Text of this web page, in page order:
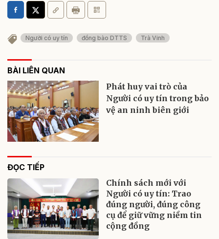
Người có uy tín đồng bào DTTS Trà Vinh
BÀI LIÊN QUAN
Phát huy vai trò của
Người có uy tín trong bảo
vệ an ninh biên giới
ĐỌC TIẾP
Chính sách mới với
Người có uy tín: Trao
đúng người, đúng công
cụ để giữ vững niềm tin
cộng đồng